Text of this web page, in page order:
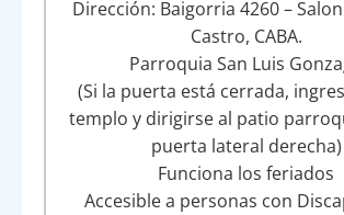
Dirección: Baigorria 4260 –
Castro, CABA.
Parroquia San Luis
(Si la puerta está cerrada,
templo y dirigirse al patio
puerta lateral derecha)
Funciona los feriados
Accesible a personas con